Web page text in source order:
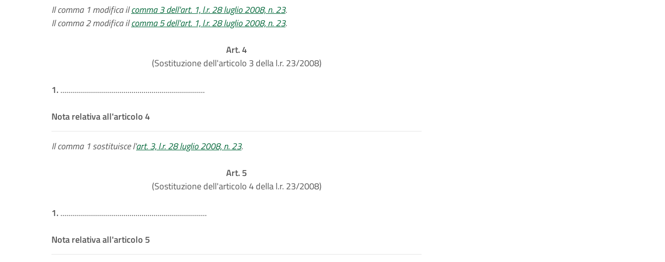
Il comma 1 modifica ilcomma 3 dell'art. 1, l.r. 28 luglio 2008, n. 23.
Il comma 2 modifica ilcomma 5 dell'art. 1, l.r. 28 luglio 2008, n. 23.
Art. 4
(Sostituzione dell'articolo 3 della l.r. 23/2008)
1..........................................................................
Nota relativa all'articolo 4
Il comma 1 sostituisce l'art. 3, l.r. 28 luglio 2008, n. 23.
Art. 5
(Sostituzione dell'articolo 4 della l.r. 23/2008)
1...........................................................................
Nota relativa all'articolo 5